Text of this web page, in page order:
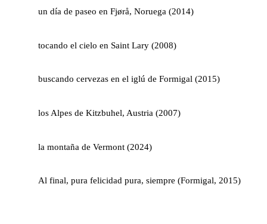
un día de paseo en Fjørå, Noruega (2014)
tocando el cielo en Saint Lary (2008)
buscando cervezas en el iglú de Formigal (2015)
los Alpes de Kitzbuhel, Austria (2007)
la montaña de Vermont (2024)
Al final, pura felicidad pura, siempre (Formigal, 2015)